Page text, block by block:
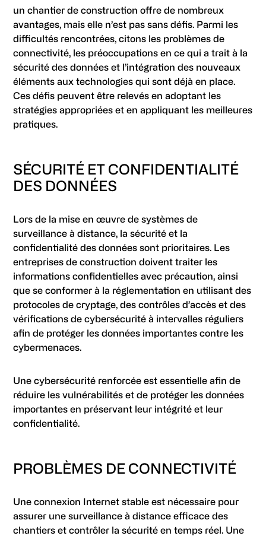
un chantier de construction offre de nombreux
avantages, mais elle n’est pas sans défis. Parmi les
difficultés rencontrées, citons les problèmes de
connectivité, les préoccupations en ce qui a trait à la
sécurité des données et l’intégration des nouveaux
éléments aux technologies qui sont déjà en place.
Ces défis peuvent être relevés en adoptant les
stratégies appropriées et en appliquant les meilleures
pratiques.
SÉCURITÉ ET CONFIDENTIALITÉ
DES DONNÉES
Lors de la mise en œuvre de systèmes de
surveillance à distance, la sécurité et la
confidentialité des données sont prioritaires. Les
entreprises de construction doivent traiter les
informations confidentielles avec précaution, ainsi
que se conformer à la réglementation en utilisant des
protocoles de cryptage, des contrôles d’accès et des
vérifications de cybersécurité à intervalles réguliers
afin de protéger les données importantes contre les
cybermenaces.
Une cybersécurité renforcée est essentielle afin de
réduire les vulnérabilités et de protéger les données
importantes en préservant leur intégrité et leur
confidentialité.
PROBLÈMES DE CONNECTIVITÉ
Une connexion Internet stable est nécessaire pour
assurer une surveillance à distance efficace des
chantiers et contrôler la sécurité en temps réel. Une